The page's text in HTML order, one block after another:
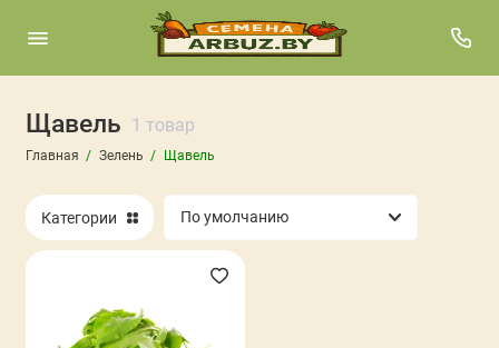
Щавель 1 товар
Главная Зелень Щавель
Базилик
Петрушка
Сельдерей
Категории